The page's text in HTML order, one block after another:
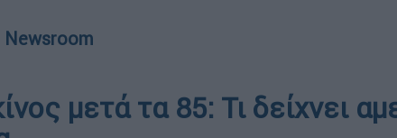
Newsroom
μετά τα 85: Τι δείχνει